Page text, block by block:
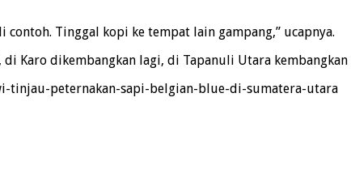
Tinggal kopi ke tempat lain gampang,” ucapnya.
Karo dikembangkan lagi, di Tapanuli Utara kembangkan
tinjau-peternakan-sapi-belgian-blue-di-sumatera-utara